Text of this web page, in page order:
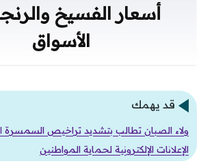
أسعار الفسيخ
الأسواق
قد يهمك
ولاء الصبان تطالب بتشديد تراخيص السمسرة
الإعلانات الإلكترونية لحماية المواطنين